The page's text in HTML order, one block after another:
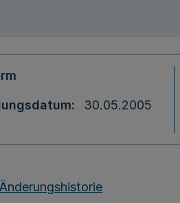
30.05.2005
Änderungshistorie